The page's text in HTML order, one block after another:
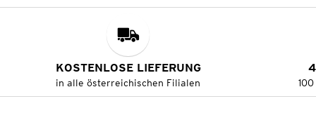
KOSTENLOSE LIEFERUNG
in alle österreichischen Filialen